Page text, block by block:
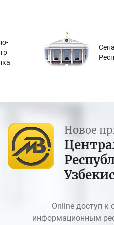
Новое
Online доступ
информационным